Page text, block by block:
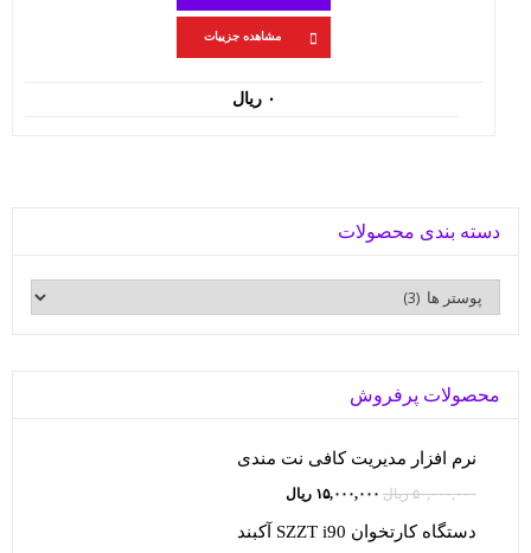
مشاهده جزییات
۰ ریال
دسته بندی محصولات
محصولات پرفروش
نرم افزار مدیریت کافی نت مندی
۵۰,۰۰۰,۰۰۰ ریال قیمت
اصلی:
۱۵,۰۰۰,۰۰۰ ریال
فعلی:
دستگاه کارتخوان SZZT i90 آکبند